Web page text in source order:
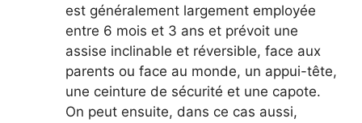
est généralement largement employée
entre 6 mois et 3 ans et prévoit une
assise inclinable et réversible, face aux
parents ou face au monde, un appui-tête,
une ceinture de sécurité et une capote.
On peut ensuite, dans ce cas aussi,